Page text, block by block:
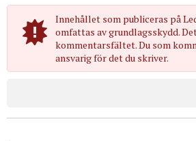
Innehållet som publiceras på
omfattas av grundlagsskydd.
kommentarsfältet. Du som
ansvarig för det du skriver.